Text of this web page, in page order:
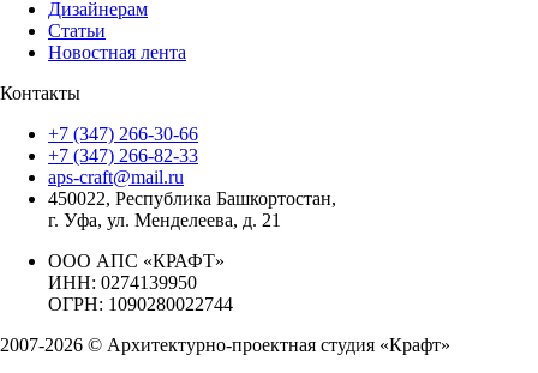
Дизайнерам
Статьи
Новостная лента
Контакты
+7 (347) 266-30-66
+7 (347) 266-82-33
aps-craft@mail.ru
450022, Республика Башкортостан,
г. Уфа, ул. Менделеева, д. 21
ООО АПС «КРАФТ»
ИНН: 0274139950
ОГРН: 1090280022744
2007-2026 © Архитектурно-проектная студия «Крафт»